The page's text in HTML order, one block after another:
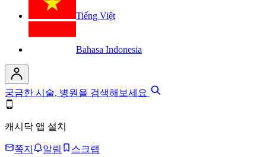
Tiếng Việt
Bahasa Indonesia
궁금한 시술, 병원을 검색해보세요
캐시닥 앱 설치
쪽지 알림
스크랩